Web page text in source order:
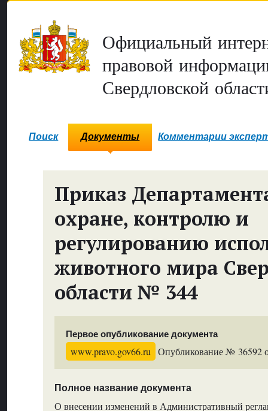
Официальный
правовой
Свердловской
Поиск Документы Комментарии
Приказ
охране, контролю и
регулированию
животного мира
области № 344
Первое опубликование документа
www.pravo.gov66.ru Опубликование № 36592
Полное название документа
О внесении изменений в Административный